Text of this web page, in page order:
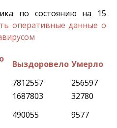
по состоянию на 15
оперативные данные о
Выздоровело Умерло
7812557
256597
1687803
32780
490055
9577